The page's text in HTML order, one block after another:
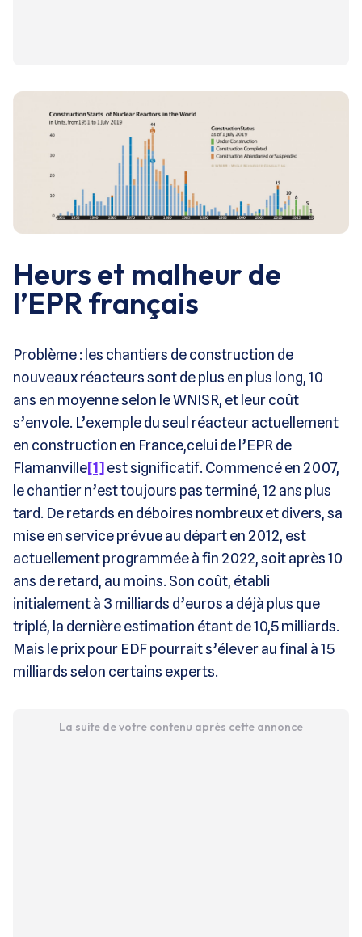
Heurs et malheur de
l’EPR français
Problème : les chantiers de construction de
nouveaux réacteurs sont de plus en plus long, 10
ans en moyenne selon le WNISR, et leur coût
s’envole. L’exemple du seul réacteur actuellement
en construction en France,celui de l’EPR de
Flamanville[1] est significatif. Commencé en 2007,
le chantier n’est toujours pas terminé, 12 ans plus
tard. De retards en déboires nombreux et divers, sa
mise en service prévue au départ en 2012, est
actuellement programmée à fin 2022, soit après 10
ans de retard, au moins. Son coût, établi
initialement à 3 milliards d’euros a déjà plus que
triplé, la dernière estimation étant de 10,5 milliards.
Mais le prix pour EDF pourrait s’élever au final à 15
milliards selon certains experts.
La suite de votre contenu après cette annonce